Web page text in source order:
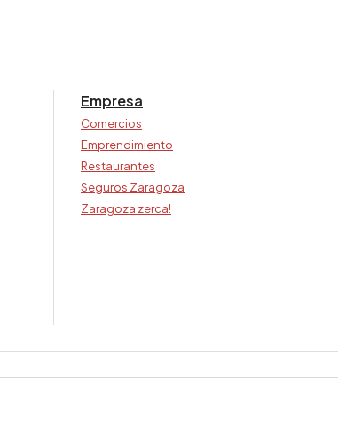
Empresa
Comercios
Emprendimiento
Restaurantes
Seguros Zaragoza
Zaragoza zerca!